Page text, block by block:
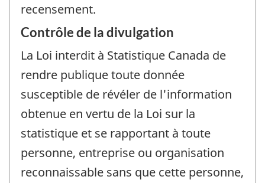
recensement.
Contrôle de la divulgation
La Loi interdit à Statistique Canada de
rendre publique toute donnée
susceptible de révéler de l'information
obtenue en vertu de la Loi sur la
statistique et se rapportant à toute
personne, entreprise ou organisation
reconnaissable sans que cette personne,